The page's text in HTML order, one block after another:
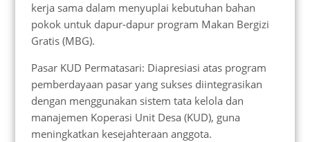
kerja sama dalam menyuplai kebutuhan bahan
pokok untuk dapur-dapur program Makan Bergizi
Gratis (MBG).
Pasar KUD Permatasari: Diapresiasi atas program
pemberdayaan pasar yang sukses diintegrasikan
dengan menggunakan sistem tata kelola dan
manajemen Koperasi Unit Desa (KUD), guna
meningkatkan kesejahteraan anggota.